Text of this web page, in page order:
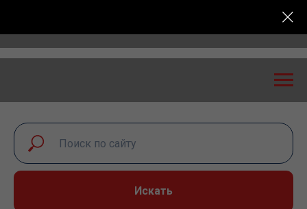
Всероссийская конференция «Транспортная
Искать